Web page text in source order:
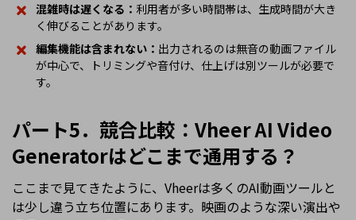
混雑時は遅くなる： 利用者が多い時間帯は、生成時間が大き
く伸びることがあります。
編集機能は含まれない： 出力されるのは無音の動画ファイル
が中心で、トリミングや音付け、仕上げは別ツールが必要で
す。
パート5．競合比較：Vheer AI Video
Generatorはどこまで通用する？
ここまで見てきたように、Vheerは多くのAI動画ツールと
は少し違う立ち位置にあります。映画のような深い演出や